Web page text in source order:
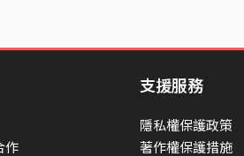
作
支援服務
隱私權保護政策
著作權保護措施